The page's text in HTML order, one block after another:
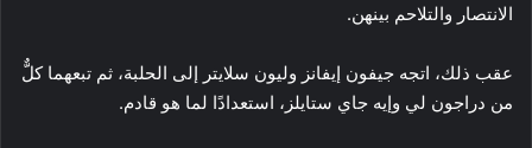
الانتصار والتلاحم بينهن.
عقب ذلك، اتجه جيفون إيفانز وليون سلايتر إلى الحلبة، ثم تبعهما كلٌّ
من دراجون لي وإيه جاي ستايلز، استعدادًا لما هو قادم.